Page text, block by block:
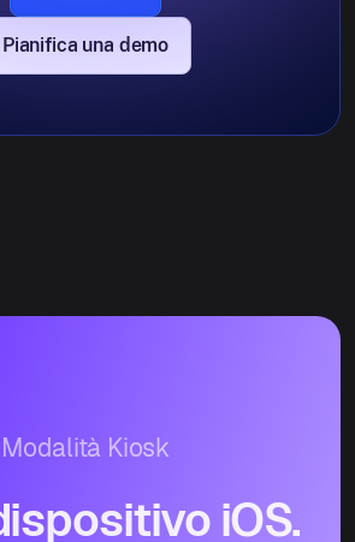
Pianifica una demo
Modalità Kiosk
iOS.